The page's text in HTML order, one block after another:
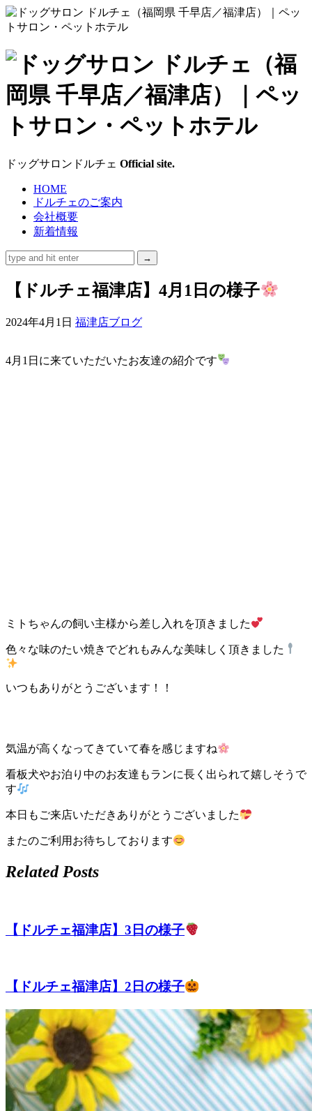
ド
ッ
グ
サ
ロ
ン
ド
ル
（福
津
店）
｜
ッ
ト
サ
ロ
ン・
ッ
ホ
テ
ル
ドッグサロンドルチェ Official site.
HOME
ドルチェのご案内
会社概要
新着情報
【ドルチェ福津店】4月1日の様子
2024年4月1日 福津店ブログ
4月1日に来ていただいたお友達の紹介です
ミトちゃんの飼い主様から差し入れを頂きました
色々な味のたい焼きでどれもみんな美味しく頂きました
いつもありがとうございます！！
気温が高くなってきていて春を感じますね
看板犬やお泊り中のお友達もランに長く出られて嬉しそうで
す
本日もご来店いただきありがとうございました
またのご利用お待ちしております
Related Posts
【ドルチェ福津店】3日の様子
【ドルチェ福津店】2日の様子